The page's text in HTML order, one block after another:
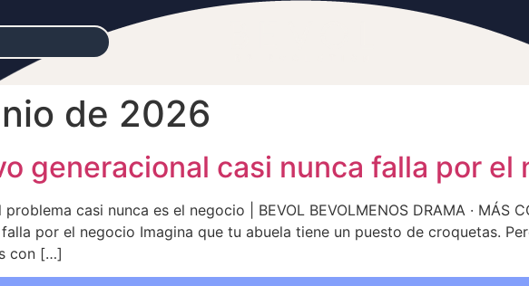
de 2026
generacional casi nunca falla por el
casi nunca es el negocio | BEVOL BEVOLMENOS DRAMA · MÁS
por el negocio Imagina que tu abuela tiene un puesto de croquetas.
con […]